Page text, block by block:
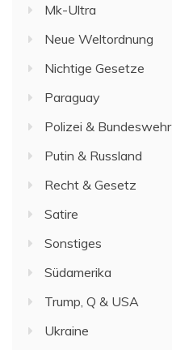
Mk-Ultra
Neue Weltordnung
Nichtige Gesetze
Paraguay
Polizei & Bundeswehr
Putin & Russland
Recht & Gesetz
Satire
Sonstiges
Südamerika
Trump, Q & USA
Ukraine